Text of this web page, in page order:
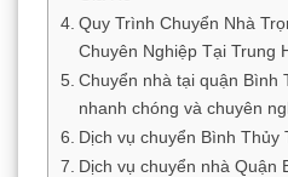
Quy Trình Chuyển Nhà
Chuyên Nghiệp Tại Trung
Chuyển nhà tại quận Bình
nhanh chóng và chuyên
Dịch vụ chuyển Bình Thủy
Dịch vụ chuyển nhà Quận